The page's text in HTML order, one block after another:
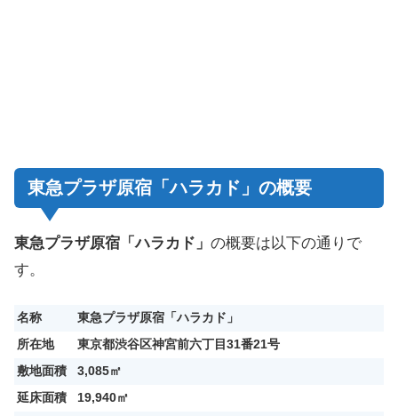
東急プラザ原宿「ハラカド」の概要
東急プラザ原宿「ハラカド」 の概要は以下の通りで
す。
名称
東急プラザ原宿「ハラカド」
所在地
東京都渋⾕区神宮前六丁目31番21号
敷地面積
3,085㎡
延床面積
19,940㎡